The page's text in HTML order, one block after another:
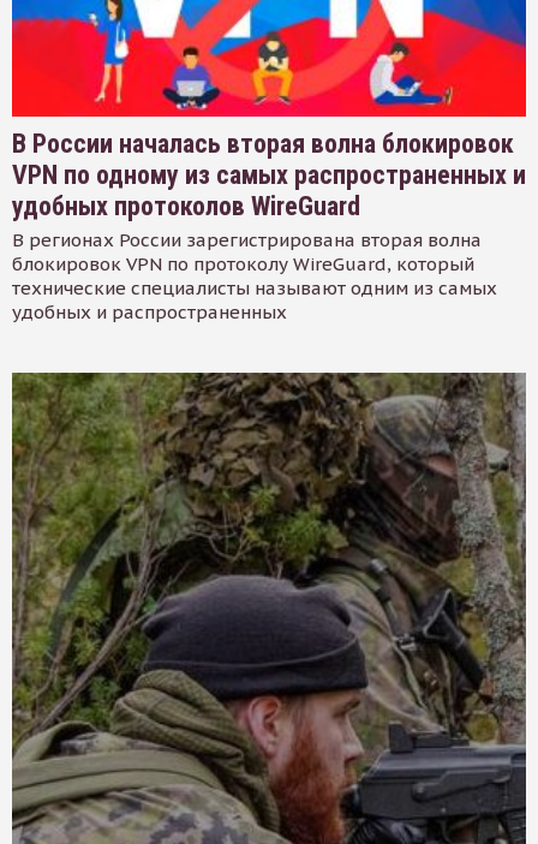
В России началась вторая волна блокировок
VPN по одному из самых распространенных и
удобных протоколов WireGuard
В регионах России зарегистрирована вторая волна
блокировок VPN по протоколу WireGuard, который
технические специалисты называют одним из самых
удобных и распространенных